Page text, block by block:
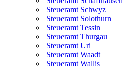
Steueramt Schwyz
Steueramt Solothurn
Steueramt Tessin
Steueramt Thurgau
Steueramt Uri
Steueramt Waadt
Steueramt Wallis